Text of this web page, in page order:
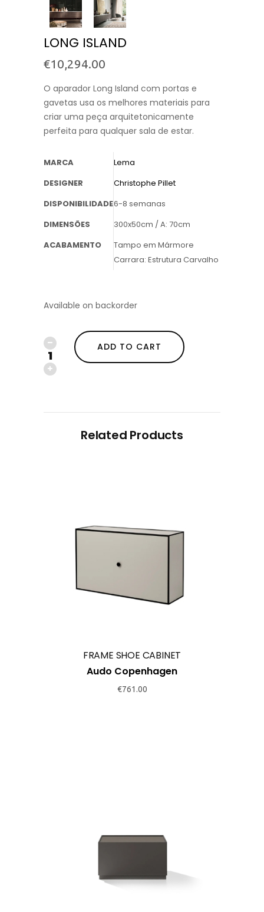
LONG ISLAND
€10,294.00
O aparador Long Island com portas e
gavetas usa os melhores materiais para
criar uma peça arquitetonicamente
perfeita para qualquer sala de estar.
MARCA
Lema
DESIGNER
Christophe Pillet
DISPONIBILIDADE6-8 semanas
DIMENSÕES
300x50cm / A: 70cm
ACABAMENTO
Tampo em Mármore
Carrara: Estrutura Carvalho
Available on backorder
ADD TO CART
Related Products
FRAME SHOE CABINET
Audo Copenhagen
€761.00